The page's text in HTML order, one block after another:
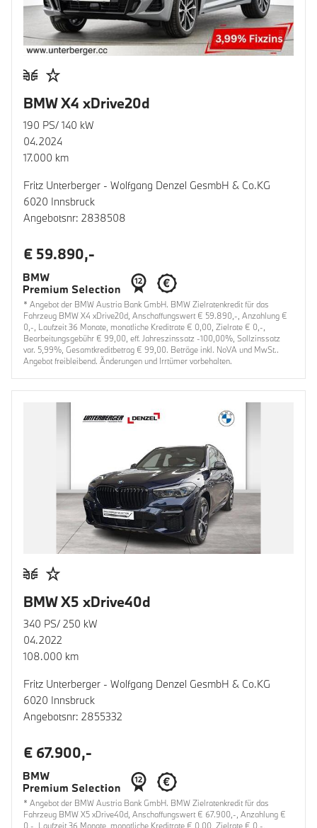
BMW X4 xDrive20d
190 PS/ 140 kW
04.2024
17.000 km
Fritz Unterberger - Wolfgang Denzel GesmbH & Co.KG
6020 Innsbruck
Angebotsnr: 2838508
€ 59.890,-
* Angebot der BMW Austria Bank GmbH. BMW Zielratenkredit für das
Fahrzeug BMW X4 xDrive20d, Anschaffungswert € 59.890,-, Anzahlung €
0,-, Laufzeit 36 Monate, monatliche Kreditrate € 0,00, Zielrate € 0,-,
Bearbeitungsgebühr € 99,00, eff. Jahreszinssatz -100,00%, Sollzinssatz
var. 5,99%, Gesamtkreditbetrag € 99,00. Beträge inkl. NoVA und MwSt..
Angebot freibleibend. Änderungen und Irrtümer vorbehalten.
BMW X5 xDrive40d
340 PS/ 250 kW
04.2022
108.000 km
Fritz Unterberger - Wolfgang Denzel GesmbH & Co.KG
6020 Innsbruck
Angebotsnr: 2855332
€ 67.900,-
* Angebot der BMW Austria Bank GmbH. BMW Zielratenkredit für das
Fahrzeug BMW X5 xDrive40d, Anschaffungswert € 67.900,-, Anzahlung €
0,-, Laufzeit 36 Monate, monatliche Kreditrate € 0,00, Zielrate € 0,-,